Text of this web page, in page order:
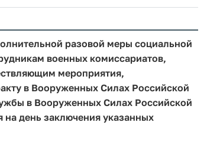
разовой меры социальной
военных комиссариатов,
мероприятия,
в Вооруженных Силах Российской
в Вооруженных Силах Российской
день заключения указанных